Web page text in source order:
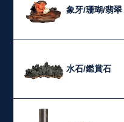
象牙/珊瑚/翡翠
水石/鑑賞石